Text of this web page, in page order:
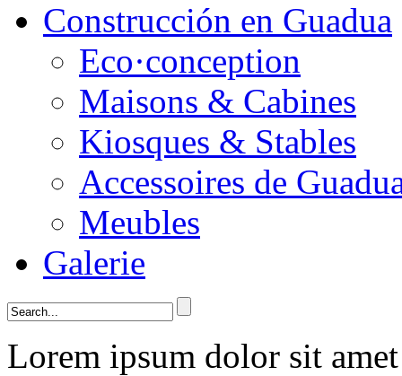
Construcción en Guadua
Eco·conception
Maisons & Cabines
Kiosques & Stables
Accessoires de
Meubles
Galerie
Lorem ipsum dolor sit